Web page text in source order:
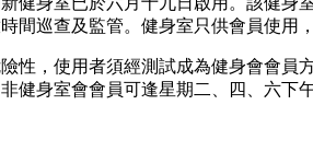
間巡查及監管。健身室只供會員使用
性，使用者須經測試成為健身會會
健身室會會員可逢星期二、四、六